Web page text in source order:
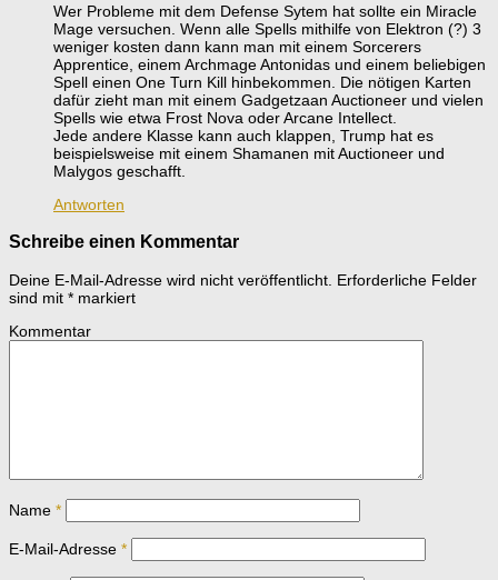
Wer Probleme mit dem Defense Sytem hat sollte ein Miracle
Mage versuchen. Wenn alle Spells mithilfe von Elektron (?) 3
weniger kosten dann kann man mit einem Sorcerers
Apprentice, einem Archmage Antonidas und einem beliebigen
Spell einen One Turn Kill hinbekommen. Die nötigen Karten
dafür zieht man mit einem Gadgetzaan Auctioneer und vielen
Spells wie etwa Frost Nova oder Arcane Intellect.
Jede andere Klasse kann auch klappen, Trump hat es
beispielsweise mit einem Shamanen mit Auctioneer und
Malygos geschafft.
Antworten
Schreibe einen Kommentar
Deine E-Mail-Adresse wird nicht veröffentlicht. Erforderliche Felder
sind mit * markiert
Kommentar
Name *
E-Mail-Adresse *